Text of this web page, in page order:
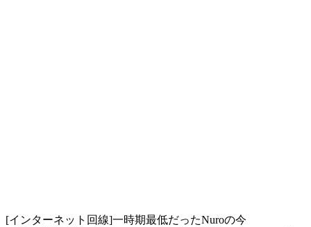
[インターネット回線]一時期最低だったNuroの今